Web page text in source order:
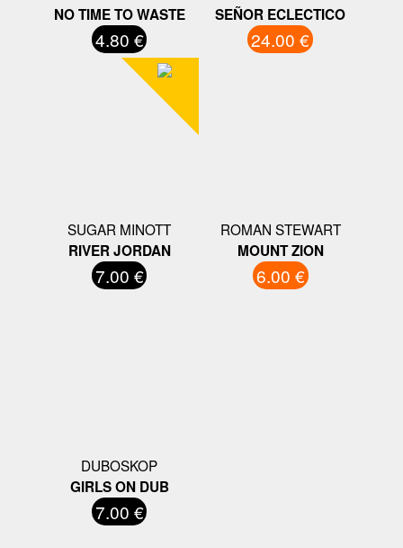
NO TIME TO WASTE
4.80 €
SEÑOR ECLECTICO
24.00 €
SUGAR MINOTT
RIVER JORDAN
7.00 €
ROMAN STEWART
MOUNT ZION
6.00 €
DUBOSKOP
GIRLS ON DUB
7.00 €